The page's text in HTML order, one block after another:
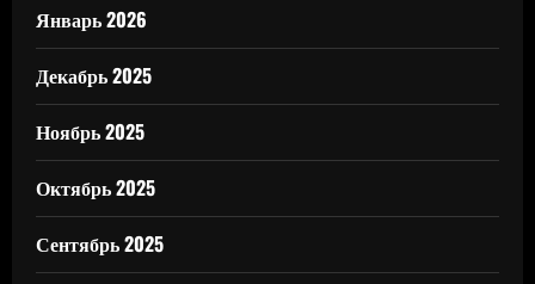
Январь 2026
Декабрь 2025
Ноябрь 2025
Октябрь 2025
Сентябрь 2025